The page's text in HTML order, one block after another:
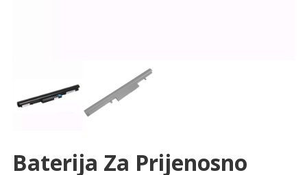
Baterija Za Prijenosno